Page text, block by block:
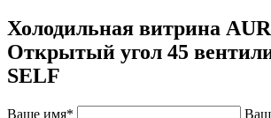
Холодильная витрина
Открытый угол 45
SELF
Ваше имя* Ваш